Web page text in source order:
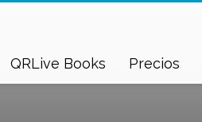
QRLive Books Precios